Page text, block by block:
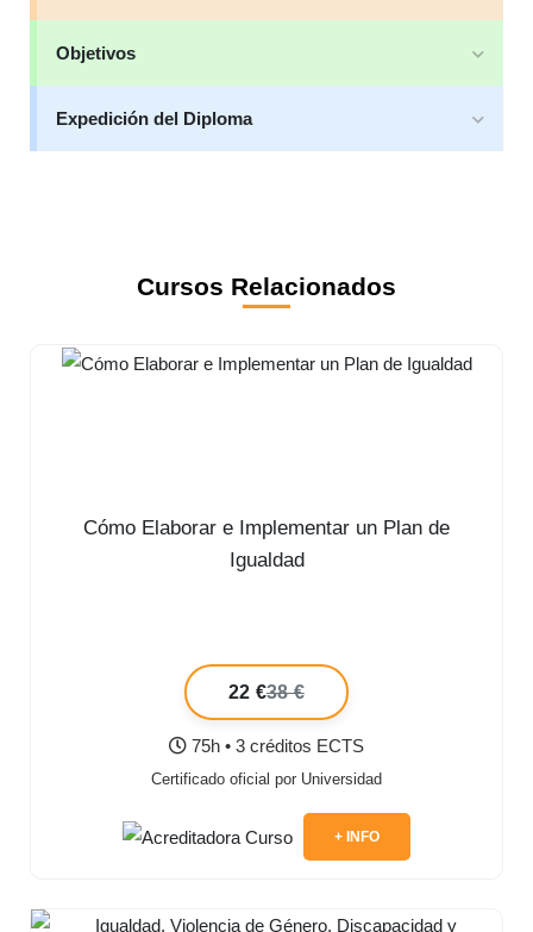
Objetivos
Expedición del Diploma
Cursos Relacionados
Cómo Elaborar e Implementar un Plan de
Igualdad
22 €38 €
75h • 3 créditos ECTS
Certificado oficial por Universidad
+ INFO